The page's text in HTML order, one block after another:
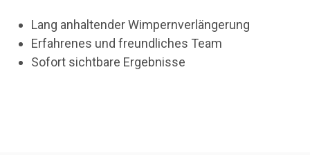
Lang anhaltender Wimpernverlängerung
Erfahrenes und freundliches Team
Sofort sichtbare Ergebnisse